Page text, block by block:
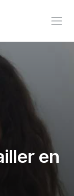
en